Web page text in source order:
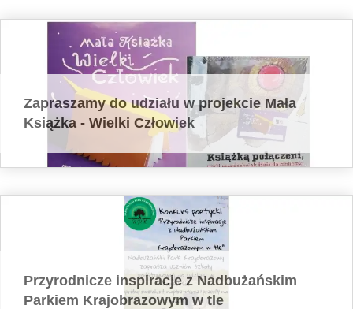
Zapraszamy do udziału w projekcie Mała
Książka - Wielki Człowiek
Przyrodnicze inspiracje z Nadbużańskim
Parkiem Krajobrazowym w tle